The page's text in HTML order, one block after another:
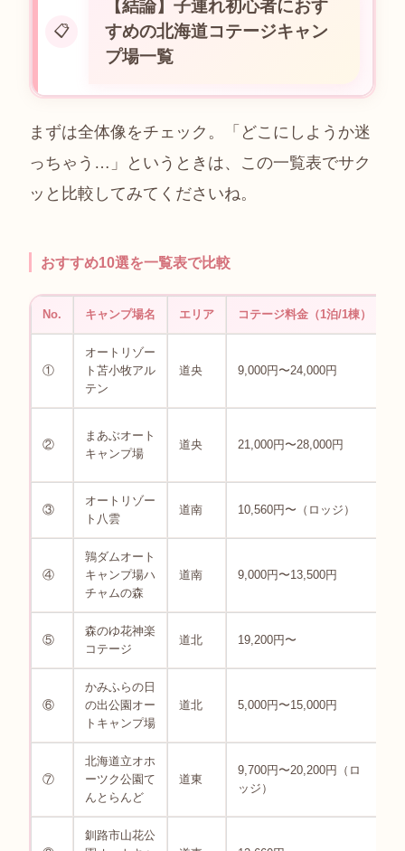
📋
【結論】子連れ初心者におす
すめの北海道コテージキャン
プ場一覧
まずは全体像をチェック。「どこにしようか迷
っちゃう…」というときは、この一覧表でサク
ッと比較してみてくださいね。
おすすめ10選を一覧表で比較
No. キャンプ場名 エリア コテージ料金（1泊/1棟）
①
オートリゾー
ト苫小牧アル
テン
道央 9,000円〜24,000円
②
まあぶオート
キャンプ場
道央 21,000円〜28,000円
③
オートリゾー
ト八雲
道南 10,560円〜（ロッジ）
④
鶉ダムオート
キャンプ場ハ
チャムの森
道南 9,000円〜13,500円
⑤
森のゆ花神楽
コテージ
道北 19,200円〜
⑥
かみふらの日
の出公園オー
トキャンプ場
道北 5,000円〜15,000円
⑦
北海道立オホ
ーツク公園て
んとらんど
道東
9,700円〜20,200円（ロ
ッジ）
釧路市山花公